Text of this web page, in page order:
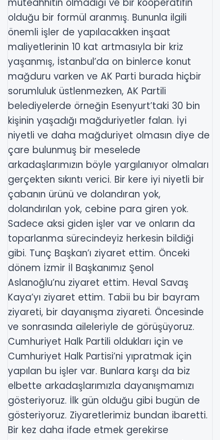
müteahhitin olmadığı ve bir kooperatifin
olduğu bir formül aranmış. Bununla ilgili
önemli işler de yapılacakken inşaat
maliyetlerinin 10 kat artmasıyla bir kriz
yaşanmış, İstanbul’da on binlerce konut
mağduru varken ve AK Parti burada hiçbir
sorumluluk üstlenmezken, AK Partili
belediyelerde örneğin Esenyurt’taki 30 bin
kişinin yaşadığı mağduriyetler falan. İyi
niyetli ve daha mağduriyet olmasın diye de
çare bulunmuş bir meselede
arkadaşlarımızın böyle yargılanıyor olmaları
gerçekten sıkıntı verici. Bir kere iyi niyetli bir
çabanın ürünü ve dolandıran yok,
dolandırılan yok, cebine para giren yok.
Sadece aksi giden işler var ve onların da
toparlanma sürecindeyiz herkesin bildiği
gibi. Tunç Başkan’ı ziyaret ettim. Önceki
dönem İzmir İl Başkanımız Şenol
Aslanoğlu’nu ziyaret ettim. Heval Savaş
Kaya’yı ziyaret ettim. Tabii bu bir bayram
ziyareti, bir dayanışma ziyareti. Öncesinde
ve sonrasında aileleriyle de görüşüyoruz.
Cumhuriyet Halk Partili oldukları için ve
Cumhuriyet Halk Partisi’ni yıpratmak için
yapılan bu işler var. Bunlara karşı da biz
elbette arkadaşlarımızla dayanışmamızı
gösteriyoruz. İlk gün olduğu gibi bugün de
gösteriyoruz. Ziyaretlerimiz bundan ibaretti.
Bir kez daha ifade etmek gerekirse